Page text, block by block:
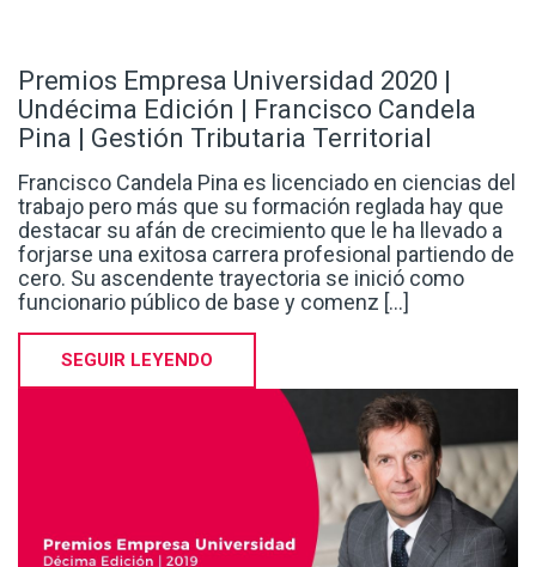
Francisco Candela Pina es licenciado en ciencias del
trabajo pero más que su formación reglada hay que
destacar su afán de crecimiento que le ha llevado a
forjarse una exitosa carrera profesional partiendo de
cero. Su ascendente trayectoria se inició como
funcionario público de base y comenz [...]
SEGUIR LEYENDO